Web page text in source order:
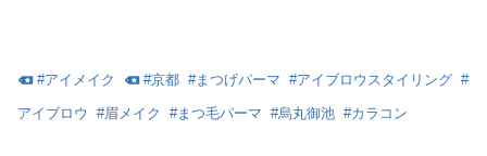
#アイメイク #京都 #まつげパーマ #アイブロウスタイリング #
アイブロウ #眉メイク #まつ毛パーマ #烏丸御池 #カラコン